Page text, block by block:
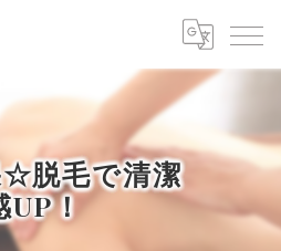
脱毛で清潔
UP！